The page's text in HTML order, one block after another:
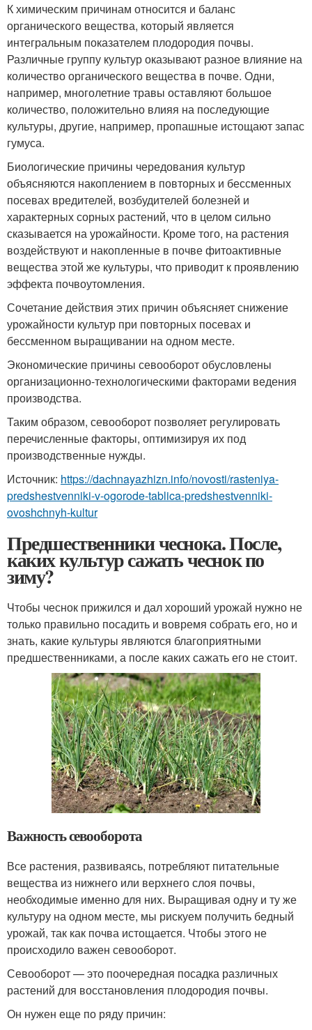
К химическим причинам относится и баланс
органического вещества, который является
интегральным показателем плодородия почвы.
Различные группу культур оказывают разное влияние на
количество органического вещества в почве. Одни,
например, многолетние травы оставляют большое
количество, положительно влияя на последующие
культуры, другие, например, пропашные истощают запас
гумуса.
Биологические причины чередования культур
объясняются накоплением в повторных и бессменных
посевах вредителей, возбудителей болезней и
характерных сорных растений, что в целом сильно
сказывается на урожайности. Кроме того, на растения
воздействуют и накопленные в почве фитоактивные
вещества этой же культуры, что приводит к проявлению
эффекта почвоутомления.
Сочетание действия этих причин объясняет снижение
урожайности культур при повторных посевах и
бессменном выращивании на одном месте.
Экономические причины севооборот обусловлены
организационно-технологическими факторами ведения
производства.
Таким образом, севооборот позволяет регулировать
перечисленные факторы, оптимизируя их под
производственные нужды.
Источник: https://dachnayazhizn.info/novosti/rasteniya-
predshestvenniki-v-ogorode-tablica-predshestvenniki-
ovoshchnyh-kultur
Предшественники чеснока. После,
каких культур сажать чеснок по
зиму?
Чтобы чеснок прижился и дал хороший урожай нужно не
только правильно посадить и вовремя собрать его, но и
знать, какие культуры являются благоприятными
предшественниками, а после каких сажать его не стоит.
Важность севооборота
Все растения, развиваясь, потребляют питательные
вещества из нижнего или верхнего слоя почвы,
необходимые именно для них. Выращивая одну и ту же
культуру на одном месте, мы рискуем получить бедный
урожай, так как почва истощается. Чтобы этого не
происходило важен севооборот.
Севооборот — это поочередная посадка различных
растений для восстановления плодородия почвы.
Он нужен еще по ряду причин: